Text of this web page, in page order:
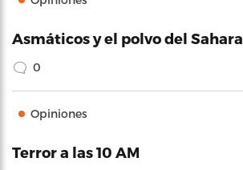
Asmáticos y el polvo del Sahara
0
Opiniones
Terror a las 10 AM